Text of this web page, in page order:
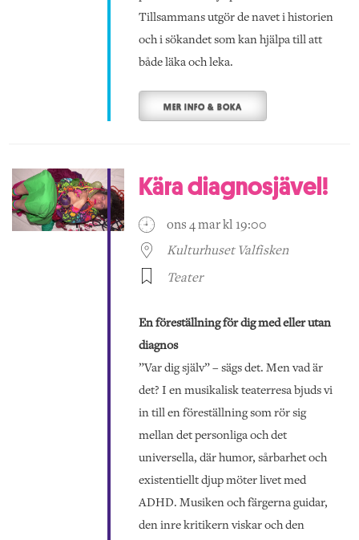
Tillsammans utgör de navet i historien
och i sökandet som kan hjälpa till att
både läka och leka.
MER INFO & BOKA
Kära diagnosjävel!
ons 4 mar kl 19:00
Kulturhuset Valfisken
Teater
En föreställning för dig med eller utan
diagnos
”Var dig själv” – sägs det. Men vad är
det? I en musikalisk teaterresa bjuds vi
in till en föreställning som rör sig
mellan det personliga och det
universella, där humor, sårbarhet och
existentiellt djup möter livet med
ADHD. Musiken och färgerna guidar,
den inre kritikern viskar och den